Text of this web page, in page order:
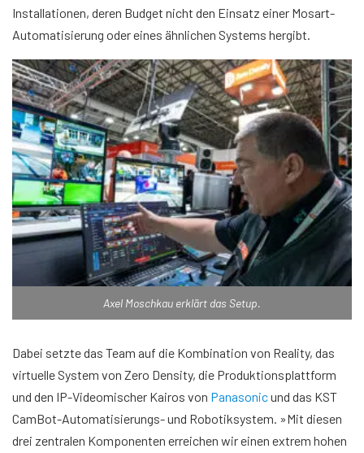
Installationen, deren Budget nicht den Einsatz einer Mosart-
Automatisierung oder eines ähnlichen Systems hergibt.
Axel Moschkau erklärt das Setup.
Dabei setzte das Team auf die Kombination von Reality, das
virtuelle System von Zero Density, die Produktionsplattform
und den IP-Videomischer Kairos von Panasonicund das KST
CamBot-Automatisierungs- und Robotiksystem. »Mit diesen
drei zentralen Komponenten erreichen wir einen extrem hohen